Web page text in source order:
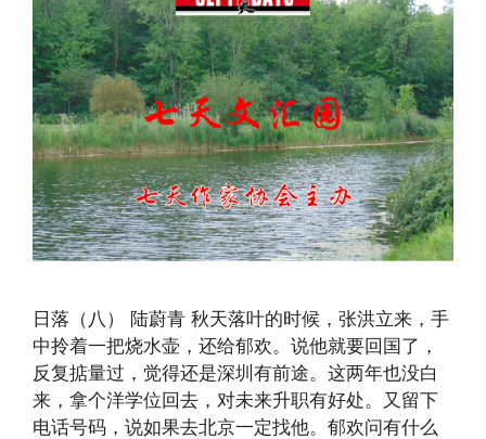
日落（八） 陆蔚青 秋天落叶的时候，张洪立来，手
中拎着一把烧水壶，还给郁欢。说他就要回国了，
反复掂量过，觉得还是深圳有前途。这两年也没白
来，拿个洋学位回去，对未来升职有好处。又留下
电话号码，说如果去北京一定找他。郁欢问有什么